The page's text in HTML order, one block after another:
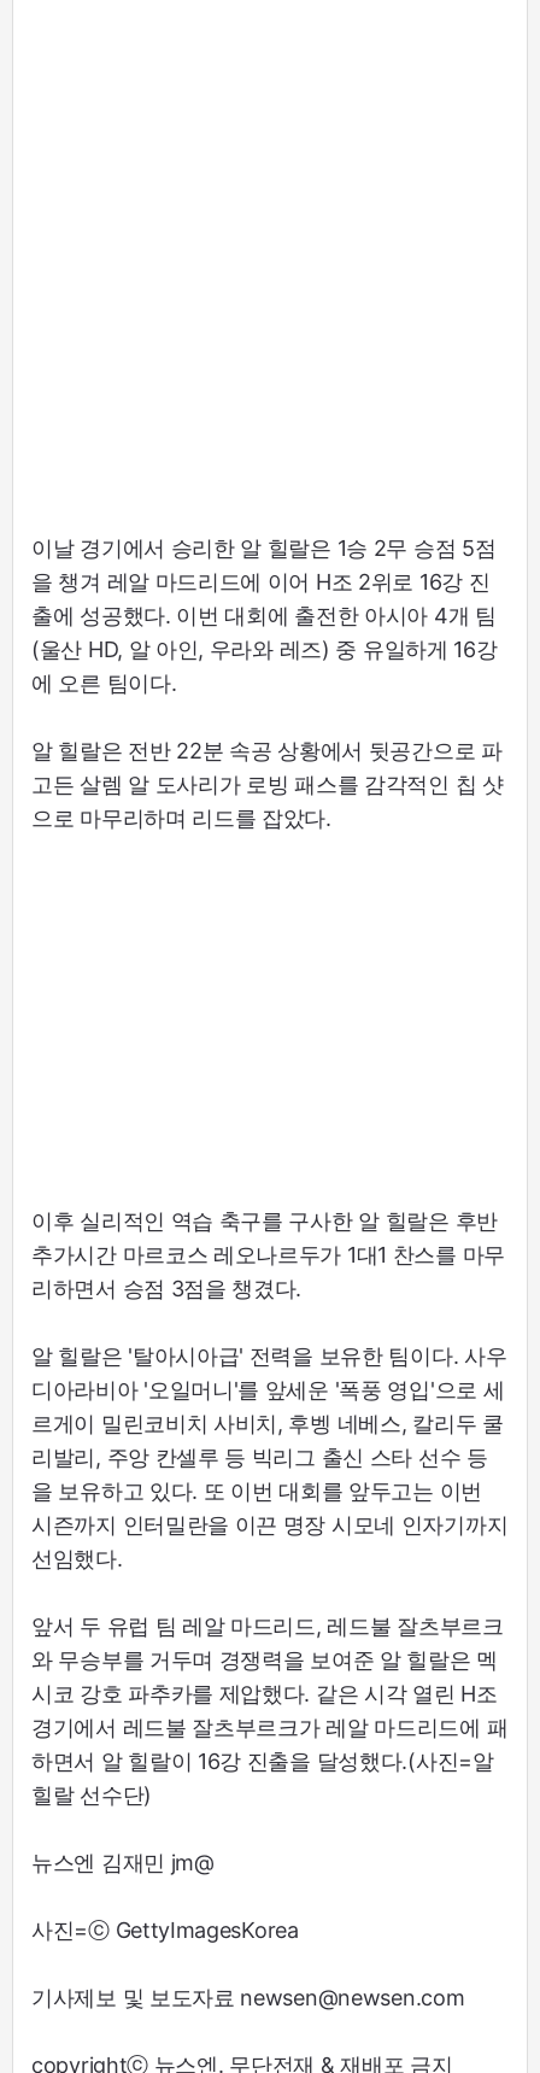
이날 경기에서 승리한 알 힐랄은 1승 2무 승점 5점
을 챙겨 레알 마드리드에 이어 H조 2위로 16강 진
출에 성공했다. 이번 대회에 출전한 아시아 4개 팀
(울산 HD, 알 아인, 우라와 레즈) 중 유일하게 16강
에 오른 팀이다.
알 힐랄은 전반 22분 속공 상황에서 뒷공간으로 파
고든 살렘 알 도사리가 로빙 패스를 감각적인 칩 샷
으로 마무리하며 리드를 잡았다.
이후 실리적인 역습 축구를 구사한 알 힐랄은 후반
추가시간 마르코스 레오나르두가 1대1 찬스를 마무
리하면서 승점 3점을 챙겼다.
알 힐랄은 '탈아시아급' 전력을 보유한 팀이다. 사우
디아라비아 '오일머니'를 앞세운 '폭풍 영입'으로 세
르게이 밀린코비치 사비치, 후벵 네베스, 칼리두 쿨
리발리, 주앙 칸셀루 등 빅리그 출신 스타 선수 등
을 보유하고 있다. 또 이번 대회를 앞두고는 이번
시즌까지 인터밀란을 이끈 명장 시모네 인자기까지
선임했다.
앞서 두 유럽 팀 레알 마드리드, 레드불 잘츠부르크
와 무승부를 거두며 경쟁력을 보여준 알 힐랄은 멕
시코 강호 파추카를 제압했다. 같은 시각 열린 H조
경기에서 레드불 잘츠부르크가 레알 마드리드에 패
하면서 알 힐랄이 16강 진출을 달성했다.(사진=알
힐랄 선수단)
뉴스엔 김재민 jm@
사진=ⓒ GettyImagesKorea
기사제보 및 보도자료 newsen@newsen.com
copyrightⓒ 뉴스엔. 무단전재 & 재배포 금지